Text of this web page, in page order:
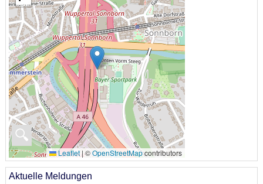
🔍
Leaflet|©OpenStreetMapcontributors
Aktuelle Meldungen